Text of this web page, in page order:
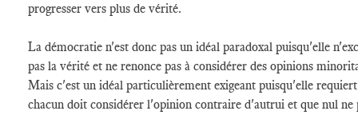
progresser vers plus de vérité.
La démocratie n'est donc pas un idéal paradoxal puisqu'elle
pas la vérité et ne renonce pas à considérer des opinions
Mais c'est un idéal particulièrement exigeant puisqu'elle
chacun doit considérer l'opinion contraire d'autrui et que nul ne